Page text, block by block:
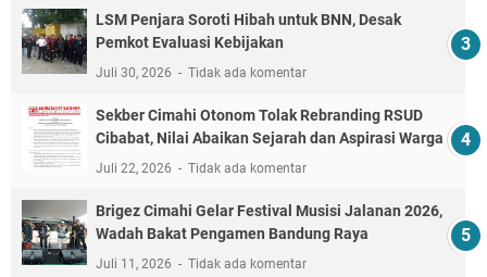
LSM Penjara Soroti Hibah untuk BNN, Desak
Pemkot Evaluasi Kebijakan
Juli 30, 2026 Tidak ada komentar
Sekber Cimahi Otonom Tolak Rebranding RSUD
Cibabat, Nilai Abaikan Sejarah dan Aspirasi Warga
Juli 22, 2026 Tidak ada komentar
Brigez Cimahi Gelar Festival Musisi Jalanan 2026,
Wadah Bakat Pengamen Bandung Raya
Juli 11, 2026 Tidak ada komentar